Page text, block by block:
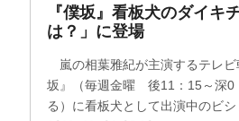
『僕坂』看板犬のダイキ
は？」に登場
嵐の相葉雅紀が主演するテレ
坂』（毎週金曜 後11：15～深0
る）に看板犬として出演中のビ